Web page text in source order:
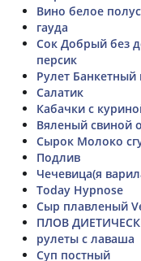
Вино белое
гауда
Сок Добрый без
персик
Рулет
Салатик
Кабачки с
Вяленый свиной
Сырок Молоко
Подлив
Чечевица(я
Today Hypnose
Сыр плавленый
ПЛОВ
рулеты с лаваша
Суп постный